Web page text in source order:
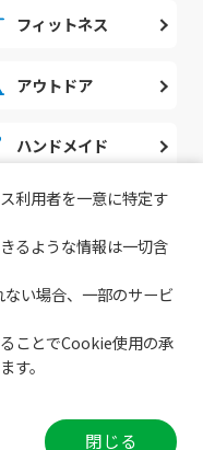
フィットネス
アウトドア
ハンドメイド
ノウハウ
利用者を一意に特定す
るような情報は一切含
い場合、一部のサービ
ことでCookie使用の承
す。
閉じる